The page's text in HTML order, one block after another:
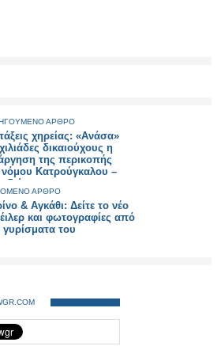
ΑΡΘΡΟ
χηρείας: «Ανάσα»
δικαιούχους η
της περικοπής
νόμου Κατρούγκαλου –
ΑΡΘΡΟ
& Αγκάθι: Δείτε το νέο
και φωτογραφίες από
γυρίσματα του